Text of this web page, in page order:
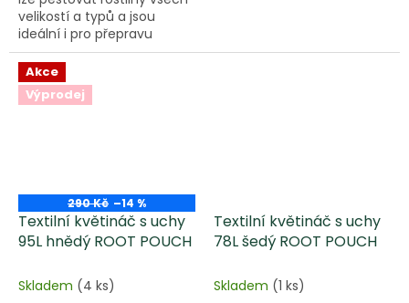
velikostí a typů a jsou
ideální i pro přepravu
rostlin, protože jsou lehké,
odolné a mají držadla pro
přenášení. Rostliny a...
Akce
Výprodej
290 Kč –14 %
Textilní květináč s uchy
95L hnědý ROOT POUCH
Skladem (4 ks)
Textilní květináč s uchy
78L šedý ROOT POUCH
Skladem (1 ks)